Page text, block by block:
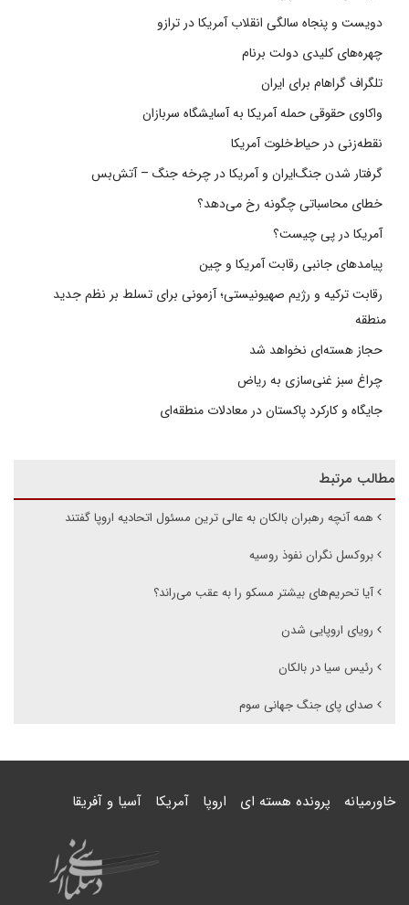
دویست و پنجاه سالگی انقلاب آمریکا در ترازو
چهره‌های کلیدی دولت برنام
تلگراف گراهام برای ایران
واکاوی حقوقی حمله آمریکا به آسایشگاه سربازان
نقطه‌زنی در حیاط‌خلوت آمریکا
گرفتار شدن جنگ‌ایران و آمریکا در چرخه جنگ – آتش‌بس
خطای محاسباتی چگونه رخ می‌دهد؟
آمریکا در پی چیست؟
پیامدهای جانبی رقابت آمریکا و چین
رقابت ترکیه و رژیم صهیونیستی؛ آزمونی برای تسلط بر نظم جدید
منطقه
حجاز هسته‌ای نخواهد شد
چراغ سبز غنی‌سازی به ریاض
جایگاه و کارکرد پاکستان در معادلات منطقه‌ای
مطالب مرتبط
همه آنچه رهبران بالکان به عالی ترین مسئول اتحادیه اروپا گفتند
بروکسل نگران نفوذ روسیه
آیا تحریم‌های بیشتر مسکو را به عقب می‌راند؟
رویای اروپایی شدن
رئیس سیا در بالکان
صدای پای جنگ جهانی سوم
خاورمیانه پرونده هسته ای اروپا آمریکا آسیا و آفریقا